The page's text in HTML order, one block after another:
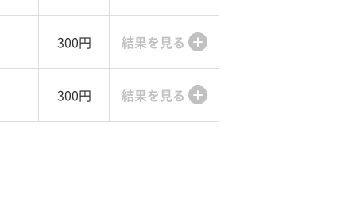
300円 結果を見る
300円 結果を見る